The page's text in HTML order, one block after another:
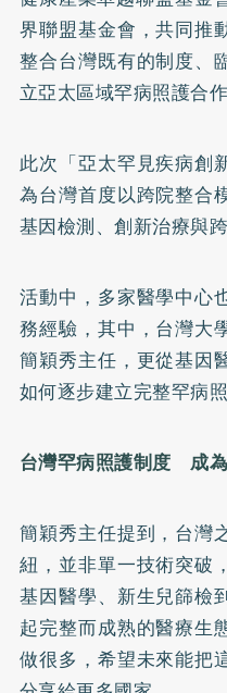
界聯盟基金會，共同推
整合台灣既有的制度、
立亞太區域罕病照護合作
此次「亞太罕見疾病創
為台灣首度以跨院整合
基因檢測、創新治療與
活動中，多家醫學中心
務經驗，其中，台灣大
簡穎秀主任，更從基因
如何逐步建立完整罕病照
台灣罕病照護制度 成
簡穎秀主任提到，台灣
紐，並非單一技術突破
基因醫學、新生兒篩檢
起完整而成熟的醫療生
做很多，希望未來能把